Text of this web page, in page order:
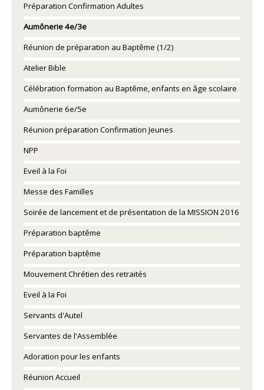
Préparation Confirmation Adultes
Aumônerie 4e/3e
Réunion de préparation au Baptême (1/2)
Atelier Bible
Célébration formation au Baptême, enfants en âge scolaire
Aumônerie 6e/5e
Réunion préparation Confirmation Jeunes
NPP
Eveil à la Foi
Messe des Familles
Soirée de lancement et de présentation de la MISSION 2016
Préparation baptême
Préparation baptême
Mouvement Chrétien des retraités
Eveil à la Foi
Servants d'Autel
Servantes de l'Assemblée
Adoration pour les enfants
Réunion Accueil